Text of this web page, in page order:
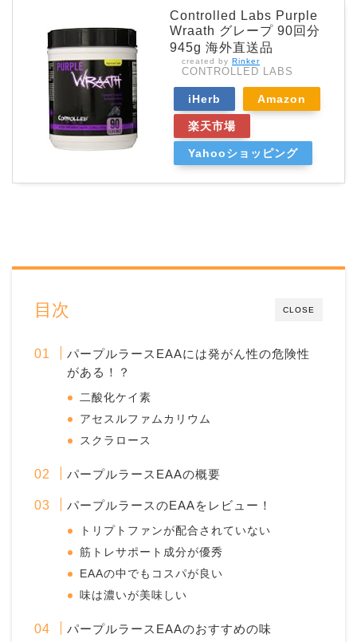
Controlled Labs Purple
Wraath グレープ 90回分
945g 海外直送品
created by Rinker
CONTROLLED LABS
iHerb Amazon
楽天市場
Yahooショッピング
CLOSE
目次
パープルラースEAAには発がん性の危険性
がある！？
二酸化ケイ素
アセスルファムカリウム
スクラロース
パープルラースEAAの概要
パープルラースのEAAをレビュー！
トリプトファンが配合されていない
筋トレサポート成分が優秀
EAAの中でもコスパが良い
味は濃いが美味しい
パープルラースEAAのおすすめの味